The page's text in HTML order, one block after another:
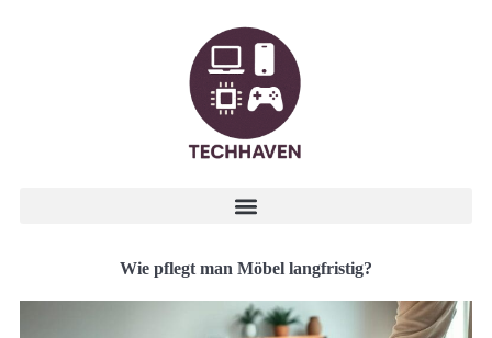
Wie pflegt man Möbel langfristig?